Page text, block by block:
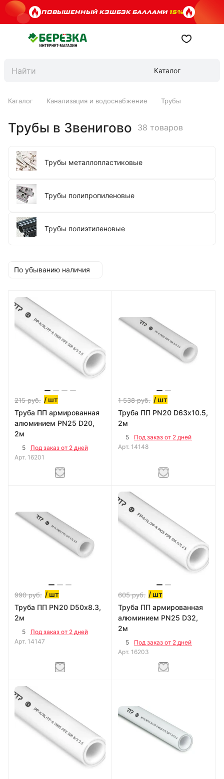
ПОВЫШЕННЫЙ КЭШБЭК БАЛЛАМИ15%
Каталог
Каталог Канализация и водоснабжение Трубы
Трубы в Звенигово 38 товаров
Трубы металлопластиковые
Трубы полипропиленовые
Трубы полиэтиленовые
По убыванию наличия
215руб. / шт
Труба ПП армированная
алюминием PN25 D20,
2м
5
Под заказ от 2 дней
Арт. 16201
1 538руб. / шт
Труба ПП PN20 D63х10.5,
2м
5
Под заказ от 2 дней
Арт. 14148
990руб. / шт
Труба ПП PN20 D50х8.3,
2м
5
Под заказ от 2 дней
Арт. 14147
605руб. / шт
Труба ПП армированная
алюминием PN25 D32,
2м
5
Под заказ от 2 дней
Арт. 16203